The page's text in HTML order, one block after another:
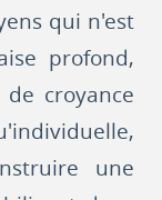
qui n'est
profond,
croyance
une